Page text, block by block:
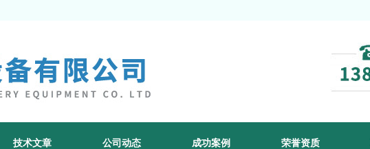
技术文章 公司动态 成功案例 荣誉资质